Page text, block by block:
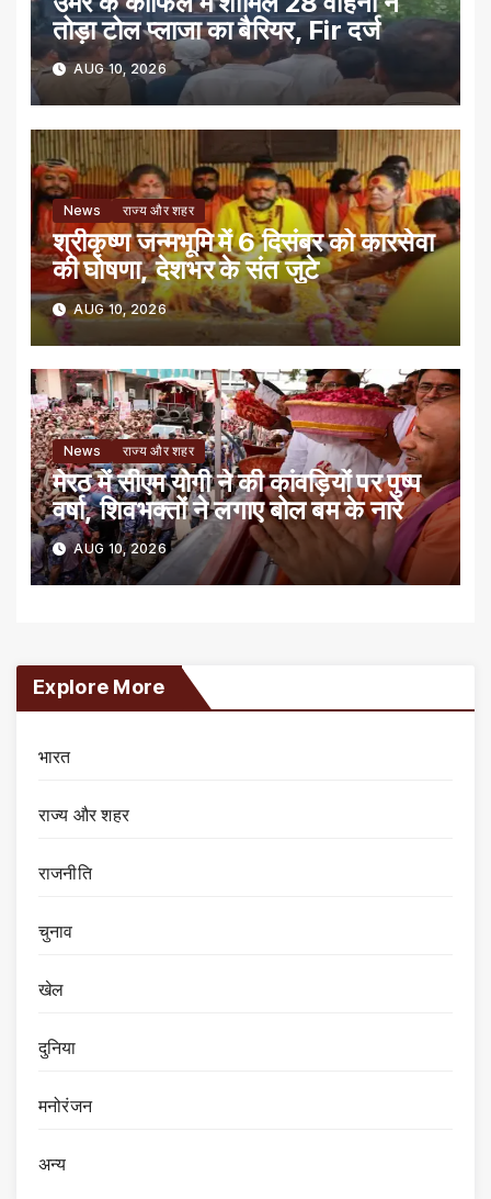
तोड़ा टोल प्लाजा का बैरियर, Fir दर्ज
AUG 10, 2026
News राज्य और शहर
श्रीकृष्ण जन्मभूमि में 6 दिसंबर को कारसेवा
की घोषणा, देशभर के संत जुटे
AUG 10, 2026
News राज्य और शहर
मेरठ में सीएम योगी ने की कांवड़ियों पर पुष्प
वर्षा, शिवभक्तों ने लगाए बोल बम के नारे
AUG 10, 2026
Explore More
भारत
राज्य और शहर
राजनीति
चुनाव
खेल
दुनिया
मनोरंजन
अन्य